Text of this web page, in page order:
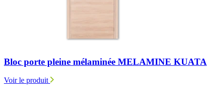
Bloc porte pleine mélaminée MELAMINE KUATA
Voir le produit